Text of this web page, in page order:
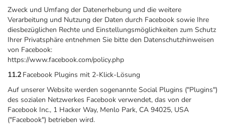
Zweck und Umfang der Datenerhebung und die weitere
Verarbeitung und Nutzung der Daten durch Facebook sowie Ihre
diesbezüglichen Rechte und Einstellungsmöglichkeiten zum Schutz
Ihrer Privatsphäre entnehmen Sie bitte den Datenschutzhinweisen
von Facebook:
https://www.facebook.com/policy.php
11.2 Facebook Plugins mit 2-Klick-Lösung
Auf unserer Website werden sogenannte Social Plugins ("Plugins")
des sozialen Netzwerkes Facebook verwendet, das von der
Facebook Inc., 1 Hacker Way, Menlo Park, CA 94025, USA
("Facebook") betrieben wird.